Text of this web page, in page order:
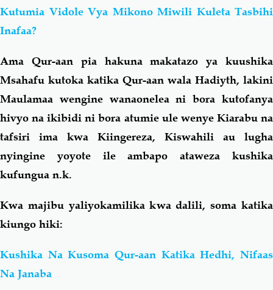
Kutumia Vidole Vya Mikono Miwili Kuleta Tasbihi
Inafaa?
Ama Qur-aan pia hakuna makatazo ya kuushika
Msahafu kutoka katika Qur-aan wala Hadiyth, lakini
Maulamaa wengine wanaonelea ni bora kutofanya
hivyo na ikibidi ni bora atumie ule wenye Kiarabu na
tafsiri ima kwa Kiingereza, Kiswahili au lugha
nyingine yoyote ile ambapo ataweza kushika
kufungua n.k.
Kwa majibu yaliyokamilika kwa dalili, soma katika
kiungo hiki:
Kushika Na Kusoma Qur-aan Katika Hedhi, Nifaas
Na Janaba